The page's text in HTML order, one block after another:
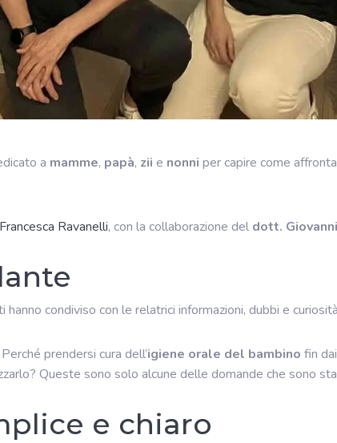
a mamme, papà, zii e nonni per capire come
Francesca Ravanelli, con la collaborazione del dott.
hanno condiviso con le relatrici informazioni, dubbi e
prendersi cura dell’igiene orale del bambino fin
Queste sono solo alcune delle domande che sono
e chiaro